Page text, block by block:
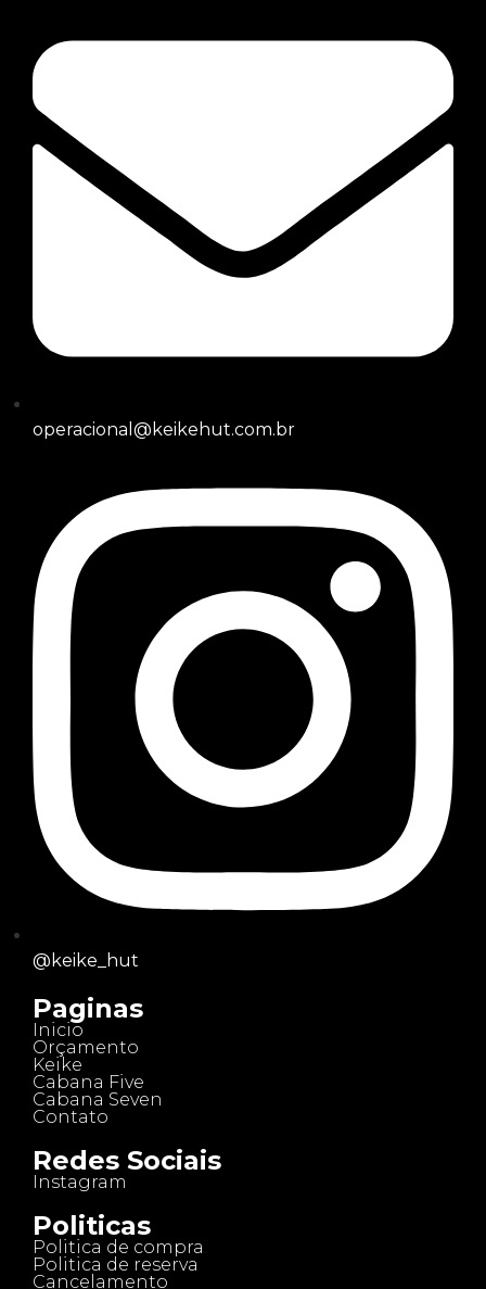
operacional@keikehut.com.br
@keike_hut
Paginas
Inicio
Orçamento
Keike
Cabana Five
Cabana Seven
Contato
Redes Sociais
Instagram
Politicas
Politica de compra
Politica de reserva
Cancelamento